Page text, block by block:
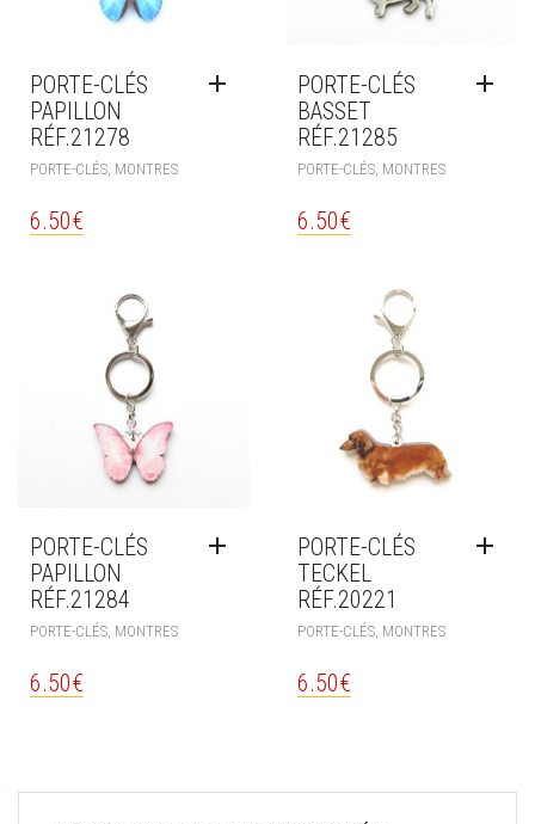
PORTE-CLÉS
PAPILLON
RÉF.21278
PORTE-CLÉS, MONTRES
6.50€
PORTE-CLÉS
BASSET
RÉF.21285
PORTE-CLÉS, MONTRES
6.50€
PORTE-CLÉS
PAPILLON
RÉF.21284
PORTE-CLÉS, MONTRES
6.50€
PORTE-CLÉS
TECKEL
RÉF.20221
PORTE-CLÉS, MONTRES
6.50€